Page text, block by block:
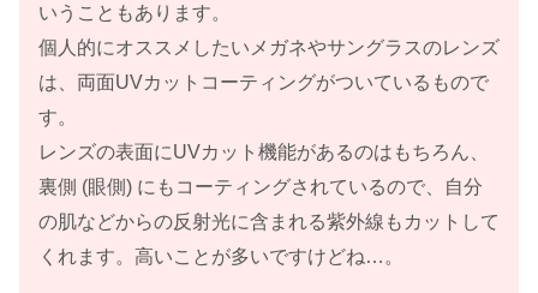
いうこともあります。
個人的にオススメしたいメガネやサングラスのレンズ
は、両面UVカットコーティングがついているもので
す。
レンズの表面にUVカット機能があるのはもちろん、
裏側 (眼側) にもコーティングされているので、自分
の肌などからの反射光に含まれる紫外線もカットして
くれます。高いことが多いですけどね…。